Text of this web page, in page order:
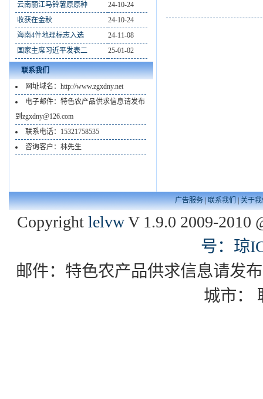
云南丽江马铃薯原原种
24-10-24
收获在金秋
24-10-24
海南4件地理标志入选
24-11-08
国家主席习近平发表二
25-01-02
联系我们
网址域名：http://www.zgxdny.net
电子邮件：特色农产品供求信息请发布
到zgxdny@126.com
联系电话：15321758535
咨询客户：林先生
广告服务|联系我们|关于
Copyright lelvwV 1.9.0 2009-2010
号：琼
邮件：特色农产品供求信息请发
城市：